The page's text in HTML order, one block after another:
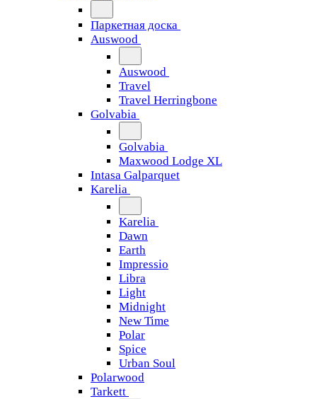
Паркетная доска
Auswood
Auswood
Travel
Travel Herringbone
Golvabia
Golvabia
Maxwood Lodge XL
Intasa Galparquet
Karelia
Karelia
Dawn
Earth
Impressio
Libra
Light
Midnight
New Time
Polar
Spice
Urban Soul
Polarwood
Tarkett